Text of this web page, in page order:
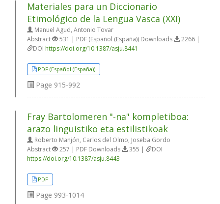
Materiales para un Diccionario
Etimológico de la Lengua Vasca (XXI)
Manuel Agud, Antonio Tovar
Abstract
531 | PDF (Español (España)) Downloads
2266 |
DOI https://doi.org/10.1387/asju.8441
PDF (Español (España))
Page 915-992
Fray Bartolomeren "-na" kompletiboa:
arazo linguistiko eta estilistikoak
Roberto Manjón, Carlos del Olmo, Joseba Gordo
Abstract
257 | PDF Downloads 355 |
DOI
https://doi.org/10.1387/asju.8443
PDF
Page 993-1014